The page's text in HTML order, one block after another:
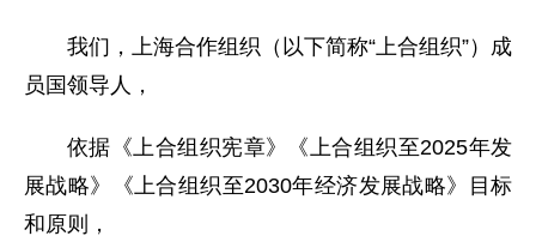
我们，上海合作组织（以下简称“上合组织”）成
员国领导人，
依据《上合组织宪章》《上合组织至2025年发
展战略》《上合组织至2030年经济发展战略》目标
和原则，